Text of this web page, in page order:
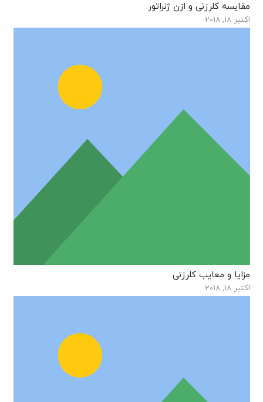
مقایسه کلرزنی و ازن ژنراتور
اکتبر 18, 2018
مزایا و معایب کلرزنی
اکتبر 18, 2018